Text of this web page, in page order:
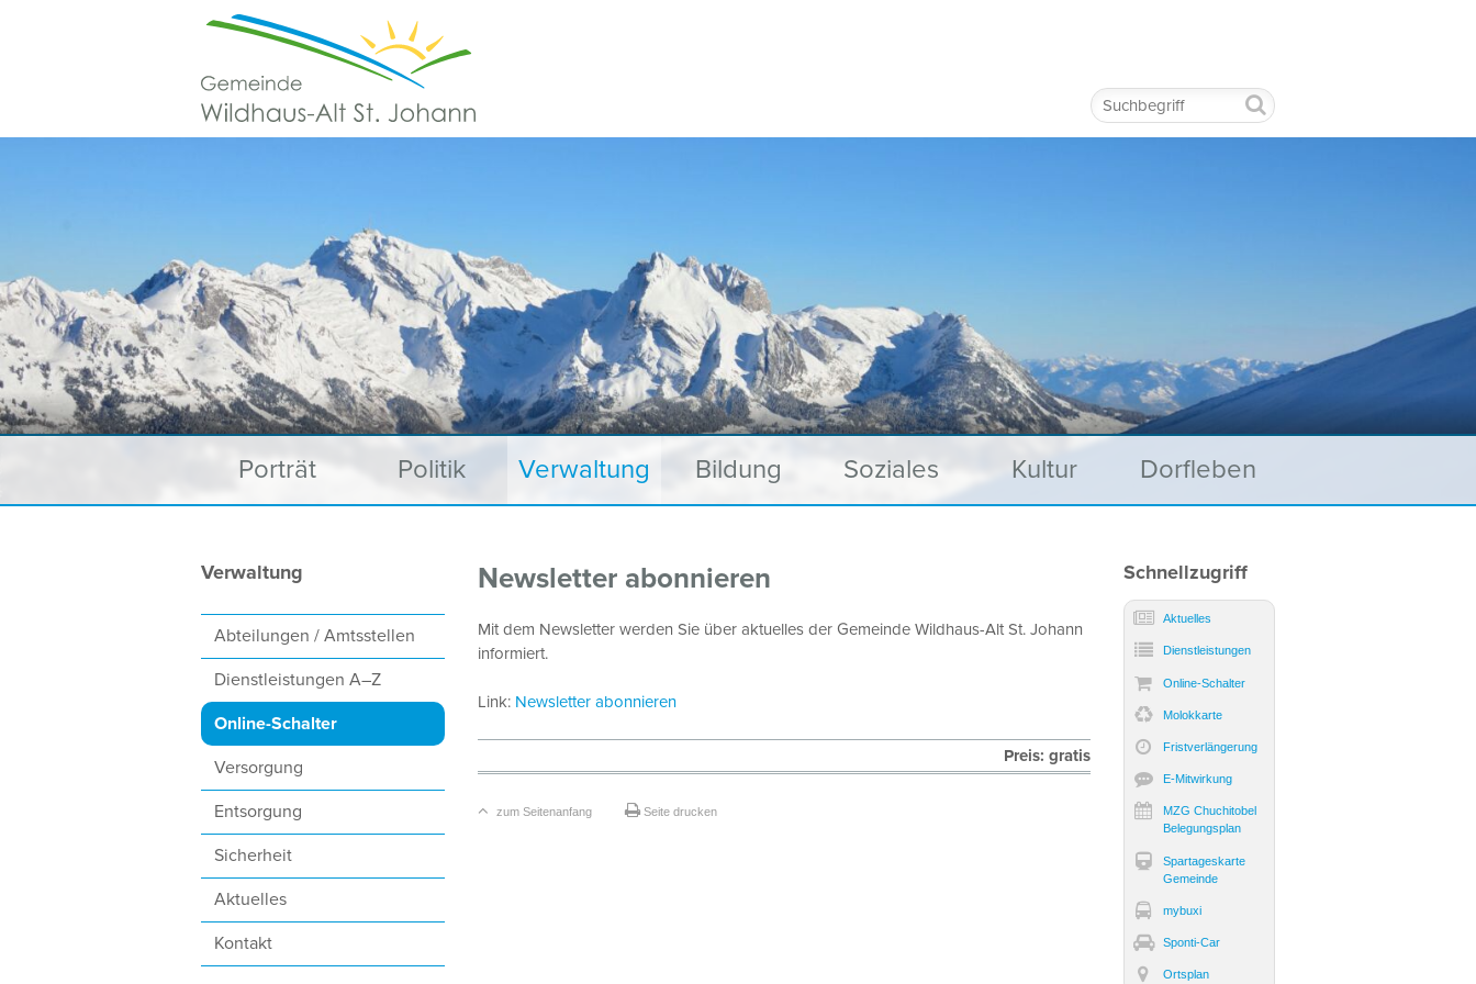
Navigieren in Wildhaus-Alt St. Johann
Suchbegriff
Porträt Politik Verwaltung Bildung Soziales Kultur Dorfleben
Subnavigation:
Verwaltung
Abteilungen / Amtsstellen
Dienstleistungen A–Z
Online-Schalter
Versorgung
Entsorgung
Sicherheit
Aktuelles
Kontakt
Newsletter abonnieren
Mit dem Newsletter werden Sie über aktuelles der Gemeinde Wildhaus-Alt St. Johann
informiert.
Link: Newsletter abonnieren
Preis: gratis
zum Seitenanfang Seite drucken
Sidebar
Schnellzugriff
Aktuelles
Dienst­leistungen
Online-Schalter
Molokkarte
Frist­verlängerung
E-Mitwirkung
MZG Chuchitobel
Belegungsplan
Spartageskarte
Gemeinde
mybuxi
Sponti-Car
Ortsplan